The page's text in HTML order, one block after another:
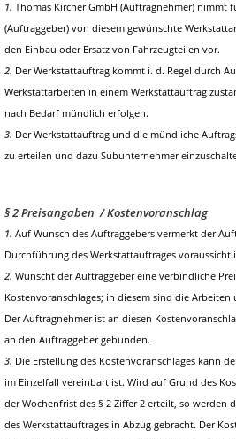
1. Thomas Kircher GmbH (Auftragnehmer)
(Auftraggeber) von diesem gewünschte
den Einbau oder Ersatz von Fahrzeugteilen vor.
2. Der Werkstattauftrag kommt i. d. Regel durch
Werkstattarbeiten in einem Werkstattauftrag
nach Bedarf mündlich erfolgen.
3. Der Werkstattauftrag und die mündliche
zu erteilen und dazu Subunternehmer
§ 2 Preisangaben / Kostenvoranschlag
1. Auf Wunsch des Auftraggebers vermerkt der
Durchführung des Werkstattauftrages
2. Wünscht der Auftraggeber eine verbindliche
Kostenvoranschlages; in diesem sind die
Der Auftragnehmer ist an diesen
an den Auftraggeber gebunden.
3. Die Erstellung des Kostenvoranschlages kann
im Einzelfall vereinbart ist. Wird auf Grund des
der Wochenfrist des § 2 Ziffer 2 erteilt, so
des Werkstattauftrages in Abzug gebracht. Der